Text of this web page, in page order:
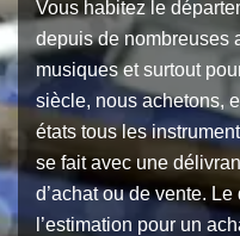
Vous habitez le
depuis de nombreuses
musiques et surtout
siècle, nous achetons,
états tous les
se fait avec une
d’achat ou de vente.
l’estimation pour un